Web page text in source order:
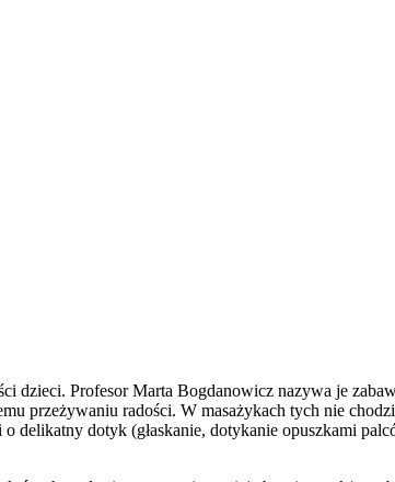
dzieci. Profesor Marta Bogdanowicz nazywa je
przeżywaniu radości. W masażykach tych nie
dotyk (głaskanie, dotykanie opuszkami